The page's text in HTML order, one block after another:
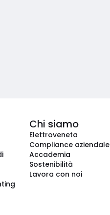
Chi siamo
Elettroveneta
Compliance aziendale
Accademia
Sostenibilità
Lavora con noi